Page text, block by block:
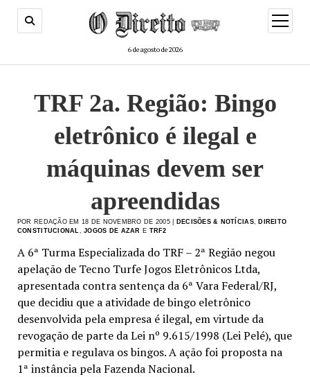
6 de agosto de 2026
menu
de
TRF 2a. Região: Bingo
eletrônico é ilegal e
máquinas devem ser
apreendidas
POR REDAÇÃO EM 18 DE NOVEMBRO DE 2005 | DECISÕES & NOTÍCIAS,
DIREITO
CONSTITUCIONAL
,JOGOS DE AZAR E TRF2
A 6ª Turma Especializada do TRF – 2ª Região negou
apelação de Tecno Turfe Jogos Eletrônicos Ltda,
apresentada contra sentença da 6ª Vara Federal/RJ,
que decidiu que a atividade de bingo eletrônico
desenvolvida pela empresa é ilegal, em virtude da
revogação de parte da Lei nº 9.615/1998 (Lei Pelé), que
permitia e regulava os bingos. A ação foi proposta na
1ª instância pela Fazenda Nacional.